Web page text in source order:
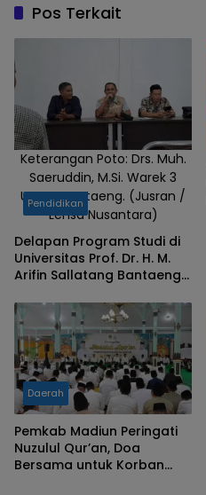
Pos Terkait
Keterangan Poto: Drs. Muh.
Saeruddin, M.Si. Warek 3
Unpas Bantaeng. (Jusran /
Lensa Nusantara)
Pendidikan
Delapan Program Studi di
Universitas Prof. Dr. H. M.
Arifin Sallatang Bantaeng
Terakreditasi, Pihak
Kampus Beri Penjelasan
Daerah
Pemkab Madiun Peringati
Nuzulul Qur’an, Doa
Bersama untuk Korban